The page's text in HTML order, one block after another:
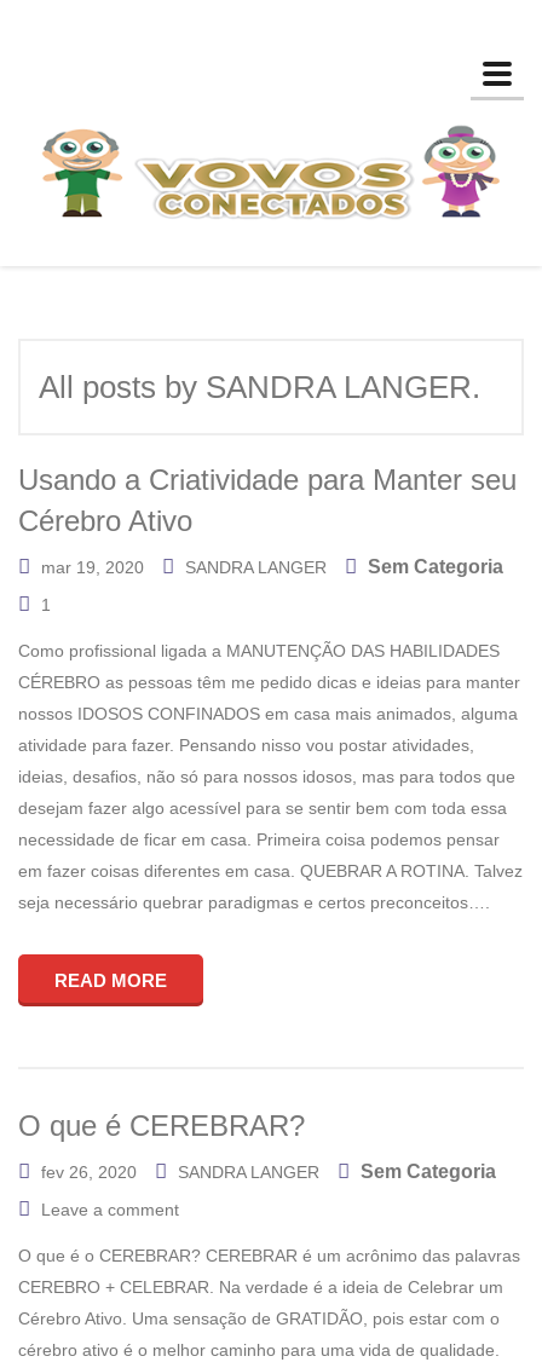
All posts by SANDRA LANGER.
Usando a Criatividade para Manter seu
Cérebro Ativo
mar 19, 2020 SANDRA LANGER Sem Categoria
1
Como profissional ligada a MANUTENÇÃO DAS HABILIDADES
CÉREBRO as pessoas têm me pedido dicas e ideias para manter
nossos IDOSOS CONFINADOS em casa mais animados, alguma
atividade para fazer. Pensando nisso vou postar atividades,
ideias, desafios, não só para nossos idosos, mas para todos que
desejam fazer algo acessível para se sentir bem com toda essa
necessidade de ficar em casa. Primeira coisa podemos pensar
em fazer coisas diferentes em casa. QUEBRAR A ROTINA. Talvez
seja necessário quebrar paradigmas e certos preconceitos….
READ MORE
O que é CEREBRAR?
fev 26, 2020 SANDRA LANGER Sem Categoria
Leave a comment
O que é o CEREBRAR? CEREBRAR é um acrônimo das palavras
CEREBRO + CELEBRAR. Na verdade é a ideia de Celebrar um
Cérebro Ativo. Uma sensação de GRATIDÃO, pois estar com o
cérebro ativo é o melhor caminho para uma vida de qualidade.